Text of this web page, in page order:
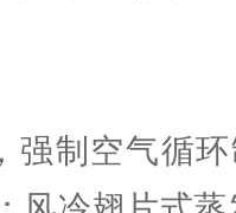
强制空气循